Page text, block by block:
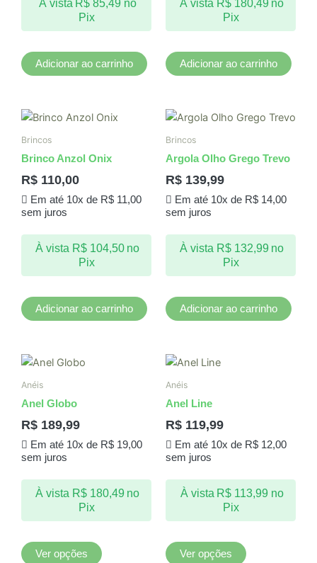
À vista R$ 85,49 no
Pix
Adicionar ao carrinho
À vista R$180,49 no
Pix
Adicionar ao carrinho
Brincos
Brinco Anzol Onix
R$ 110,00
Em até 10x de R$11,00
sem juros
À vista R$104,50 no
Pix
Adicionar ao carrinho
Brincos
Argola Olho Grego Trevo
R$ 139,99
Em até 10x de R$14,00
sem juros
À vista R$132,99 no
Pix
Adicionar ao carrinho
Anéis
Anel Globo
R$ 189,99
Em até 10x de R$19,00
sem juros
À vista R$180,49 no
Pix
Ver opções
As
podem
ser
página
Anéis
Anel Line
R$ 119,99
Em até 10x de R$12,00
sem juros
À vista R$ 113,99 no
Pix
Ver opções
As
podem
ser
página